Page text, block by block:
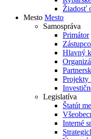
Žiadosť
Mesto Mesto
Samospráva
Primátor
Hlavný
Projekty
Legislatíva
Štatút
Interné